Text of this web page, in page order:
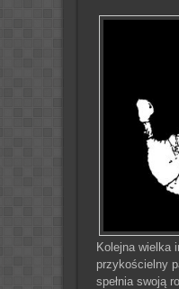
Kolejna wielka
przykościelny
spełnia swoją